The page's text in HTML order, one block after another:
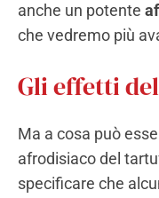
anche un potente
che vedremo più
Gli effetti
Ma a cosa può
afrodisiaco del
specificare che